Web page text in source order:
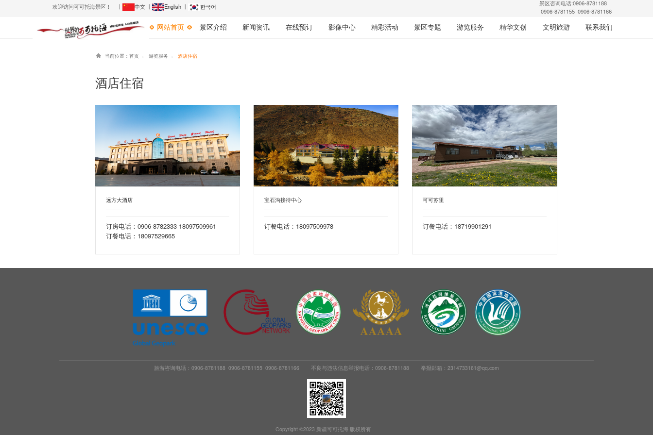
欢迎访问可可托海景区！ 丨 中文 丨 English丨 한국어
景区咨询电话:0906-8781188
0906-8781155 0906-8781166
网站首页 景区介绍 新闻资讯 在线预订 影像中心 精彩活动 景区专题 游览服务 精华文创 文明旅游 联系我们
 当前位置： 首页 游览服务 酒店住宿
酒店住宿
远方大酒店
订房电话：0906-8782333 18097509961
订餐电话：18097529665
宝石沟接待中心
订餐电话：18097509978
可可苏里
订餐电话：18719901291
旅游咨询电话：0906-8781188 0906-8781155 0906-8781166 不良与违法信息举报电话：0906-8781188 举报邮箱：2314733161@qq.com
Copyright ©2023 新疆可可托海 版权所有